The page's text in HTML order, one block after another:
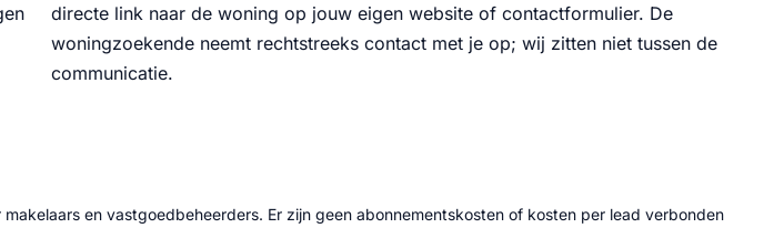
directe link naar de woning op jouw eigen website of contactformulier. De
woningzoekende neemt rechtstreeks contact met je op; wij zitten niet tussen de
communicatie.
en vastgoedbeheerders. Er zijn geen abonnementskosten of kosten per lead verbonden